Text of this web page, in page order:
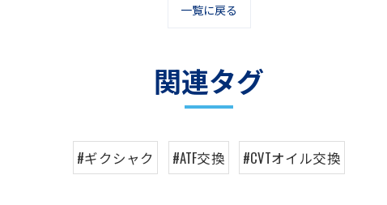
一覧に戻る
関連タグ
#ギクシャク #ATF交換 #CVTオイル交換